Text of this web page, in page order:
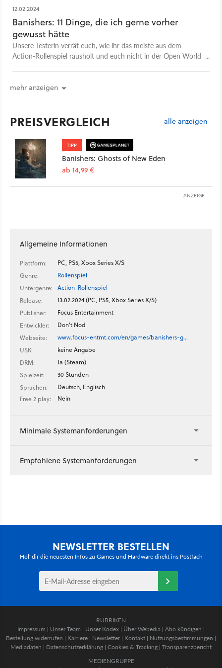
12.02.2024
Banishers: 11 Dinge, die ich gerne vorher
gewusst hätte
Unsere Testerin verrät euch, wie ihr das meiste aus dem
Action-Rollenspiel rausholt und euch nicht in der Open World
mehr anzeigen
PREISVERGLEICH alle anzeigen
TIPP
Banishers: Ghosts of New Eden
ab 14,99 €
ANZEIGE
Allgemeine Informationen
Plattform:
PC, PS5, Xbox Series X/S
Genre:
Rollenspiel
Untergenre:
Action-Rollenspiel
Release:
13.02.2024 (PC, PS5, Xbox Series X/S)
Publisher:
Focus Entertainment
Entwickler:
Don't Nod
Webseite:
www.focus-entmt.com/en/games/banishers-g…
USK:
keine Angabe
DRM:
Ja (Steam)
Spielzeit:
30 Stunden
Sprachen:
Deutsch, Englisch
Free 2 play:
Nein
Minimale Systemanforderungen
Empfohlene Systemanforderungen
NEWSLETTER BESTELLEN
Hol' dir die neuesten Infos zu Games und Hardware direkt ins Postfach
RUBRIKEN
Impressum | Unser Team | Unser Kodex | Über Webedia | Abo kündigen |
Bestellung widerrufen | Karriere | Newsletter | Kontakt | Nutzungsbestimmungen |
Mediadaten | Datenschutzerklärung | Cookies & Tracking | Transparenzbericht
MEDIENGRUPPE